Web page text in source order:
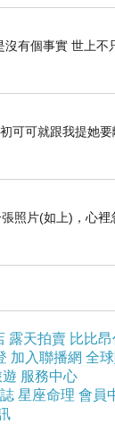
聲間雜和雅
，之所挍飾
上級中有諸
一倍，有夜
。其他化自
廣果天，倍
善現上則是
丘，如是之
丘，須彌山
形如半月。
以天金所成
沒有個事實 世上
可可就跟我提她
照片(如上)，心
露天拍賣 比比
加入聯播網 全
服務中心
星座命理 會員